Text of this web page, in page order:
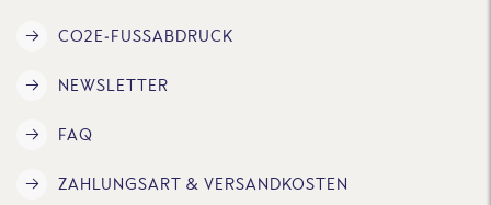
CO2E-FUSSABDRUCK
NEWSLETTER
FAQ
ZAHLUNGSART & VERSANDKOSTEN